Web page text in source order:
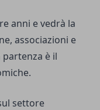
anni e vedrà la
associazioni e
è il
settore